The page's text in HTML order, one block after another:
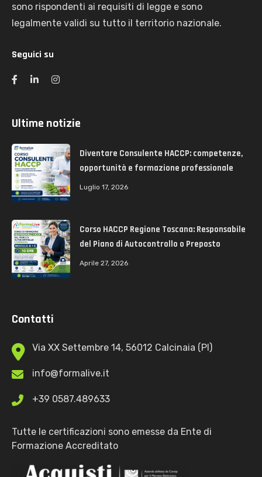
sono rispondenti ai requisiti di legge e sono
legalmente validi su tutto il territorio nazionale.
Seguici su
Ultime notizie
Diventare Consulente HACCP: competenze,
opportunità e formazione professionale
Luglio 17, 2026
Corso HACCP Regione Toscana: Responsabile
del Piano di Autocontrollo o Preposto
Aprile 27, 2026
Contatti
Via XX Settembre 14, 56012 Calcinaia (PI)
info@formalive.it
+39 0587.489633
Tutte le certificazioni sono emesse da Ente di
Formazione Accreditato